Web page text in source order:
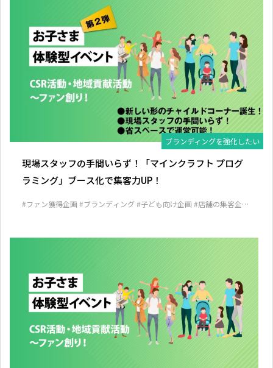
ブランディングを強化したい
現場スタッフの手間いらず！「マインクラフト プログ
ラミング」ブース化で集客力UP！
#ファン獲得企画 #ブランディング #子ども向け企画 #店舗の集客企画